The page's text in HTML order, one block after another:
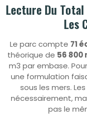
Lecture Du
Les
Le parc compte 71
théorique de 56 800
m3 par embase.
une formulation
sous les mers.
nécessairement,
pas le